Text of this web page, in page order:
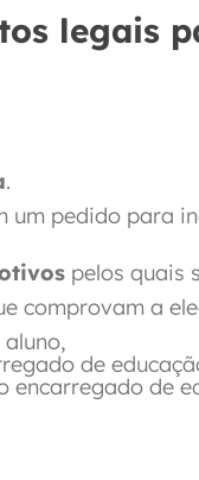
legais
.
um pedido para
pelos quais
comprovam a
de
encarregado de